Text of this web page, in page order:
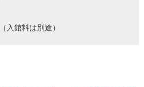
入館料は別途）